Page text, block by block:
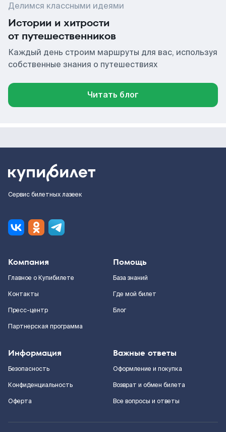
Делимся классными идеями
Истории и хитрости
от путешественников
Каждый день строим маршруты для вас, используя
собственные знания о путешествиях
Читать блог
Сервис билетных лазеек
Компания
Главное о Купибилете
Контакты
Пресс-центр
Партнерская программа
Помощь
База знаний
Где мой билет
Блог
Информация
Безопасность
Конфиденциальность
Оферта
Важные ответы
Оформление и покупка
Возврат и обмен билета
Все вопросы и ответы